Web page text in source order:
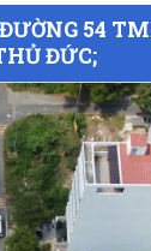
54
ĐỨC;